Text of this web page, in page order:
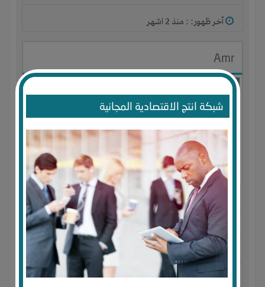
شبكة انتج الاقتصادية المجانية
آخر ظهور: : منذ 2 اشهر
Amr
الجنس : ذكر
لديـه : المال-الخبرات-الوقت
المكان :مصر-الإسكندرية ميامى
آخر ظهور: : منذ 3 اشهر